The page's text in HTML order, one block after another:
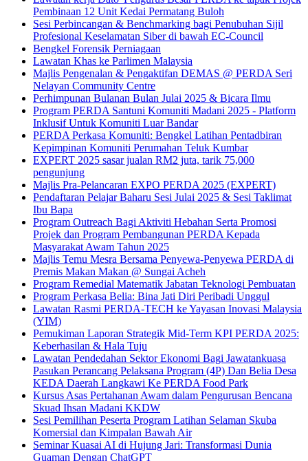
Pembinaan 12 Unit Kedai Permatang Buloh
Sesi Perbincangan & Benchmarking bagi Penubuhan Sijil
Profesional Keselamatan Siber di bawah EC-Council
Bengkel Forensik Perniagaan
Lawatan Khas ke Parlimen Malaysia
Majlis Pengenalan & Pengaktifan DEMAS @ PERDA Seri
Nelayan Community Centre
Perhimpunan Bulanan Bulan Julai 2025 & Bicara Ilmu
Program PERDA Santuni Komuniti Madani 2025 - Platform
Inklusif Untuk Komuniti Luar Bandar
PERDA Perkasa Komuniti: Bengkel Latihan Pentadbiran
Kepimpinan Komuniti Perumahan Teluk Kumbar
EXPERT 2025 sasar jualan RM2 juta, tarik 75,000
pengunjung
Majlis Pra-Pelancaran EXPO PERDA 2025 (EXPERT)
Pendaftaran Pelajar Baharu Sesi Julai 2025 & Sesi Taklimat
Ibu Bapa
Program Outreach Bagi Aktiviti Hebahan Serta Promosi
Projek dan Program Pembangunan PERDA Kepada
Masyarakat Awam Tahun 2025
Majlis Temu Mesra Bersama Penyewa-Penyewa PERDA di
Premis Makan Makan @ Sungai Acheh
Program Remedial Matematik Jabatan Teknologi Pembuatan
Program Perkasa Belia: Bina Jati Diri Peribadi Unggul
Lawatan Rasmi PERDA-TECH ke Yayasan Inovasi Malaysia
(YIM)
Pemukiman Laporan Strategik Mid-Term KPI PERDA 2025:
Keberhasilan & Hala Tuju
Lawatan Pendedahan Sektor Ekonomi Bagi Jawatankuasa
Pasukan Perancang Pelaksana Program (4P) Dan Belia Desa
KEDA Daerah Langkawi Ke PERDA Food Park
Kursus Asas Pertahanan Awam dalam Pengurusan Bencana
Skuad Ihsan Madani KKDW
Sesi Pemilihan Peserta Program Latihan Selaman Skuba
Komersial dan Kimpalan Bawah Air
Seminar Kuasai AI di Hujung Jari: Transformasi Dunia
Guaman Dengan ChatGPT